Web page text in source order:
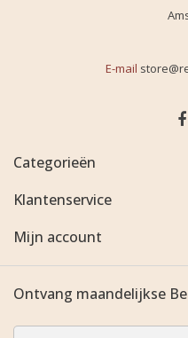
E-mail
Categorieën
Klantenservice
Mijn account
Ontvang maandelijkse